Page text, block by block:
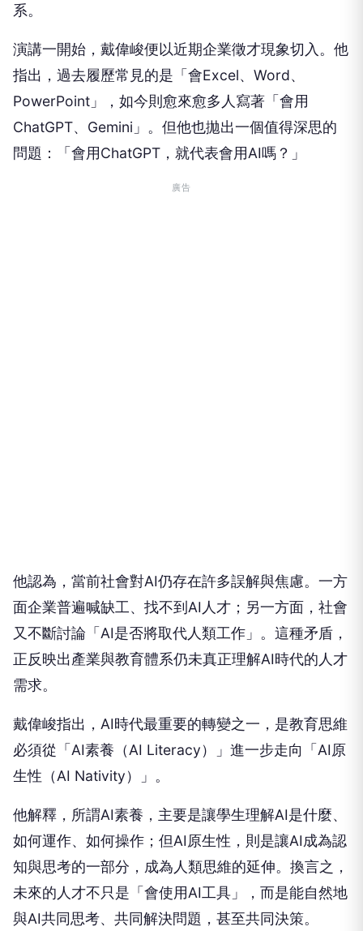
系。
演講一開始，戴偉峻便以近期企業徵才現象切入。他
指出，過去履歷常見的是「會Excel、Word、
PowerPoint」，如今則愈來愈多人寫著「會用
ChatGPT、Gemini」。但他也拋出一個值得深思的
問題：「會用ChatGPT，就代表會用AI嗎？」
廣告
他認為，當前社會對AI仍存在許多誤解與焦慮。一方
面企業普遍喊缺工、找不到AI人才；另一方面，社會
又不斷討論「AI是否將取代人類工作」。這種矛盾，
正反映出產業與教育體系仍未真正理解AI時代的人才
需求。
戴偉峻指出，AI時代最重要的轉變之一，是教育思維
必須從「AI素養（AI Literacy）」進一步走向「AI原
生性（AI Nativity）」。
他解釋，所謂AI素養，主要是讓學生理解AI是什麼、
如何運作、如何操作；但AI原生性，則是讓AI成為認
知與思考的一部分，成為人類思維的延伸。換言之，
未來的人才不只是「會使用AI工具」，而是能自然地
與AI共同思考、共同解決問題，甚至共同決策。